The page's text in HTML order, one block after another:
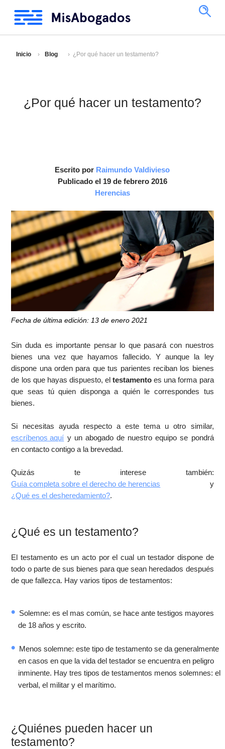
Inicio Blog ¿Por qué hacer un testamento?
¿Por qué hacer un testamento?
Escrito por Raimundo Valdivieso
Publicado el 19 de febrero 2016
Herencias
Fecha de última edición: 13 de enero 2021
Sin duda es importante pensar lo que pasará con nuestros
bienes una vez que hayamos fallecido. Y aunque la ley
dispone una orden para que tus parientes reciban los bienes
de los que hayas dispuesto, eltestamento es una forma para
que seas tú quien disponga a quién le correspondes tus
bienes.
Si necesitas ayuda respecto a este tema u otro similar,
escríbenos aquí y un abogado de nuestro equipo se pondrá
en contacto contigo a la brevedad.
Quizás te interese también:
Guía completa sobre el derecho de herencias y
¿Qué es el desheredamiento?.
¿Qué es un testamento?
El testamento es un acto por el cual un testador dispone de
todo o parte de sus bienes para que sean heredados después
de que fallezca. Hay varios tipos de testamentos:
Solemne: es el mas común, se hace ante testigos mayores
de 18 años y escrito.
Menos solemne: este tipo de testamento se da generalmente
en casos en que la vida del testador se encuentra en peligro
inminente. Hay tres tipos de testamentos menos solemnes: el
verbal, el militar y el marítimo.
¿Quiénes pueden hacer un
testamento?